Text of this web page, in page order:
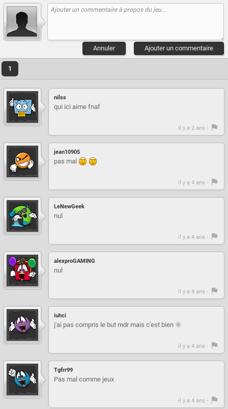
Ajouter un commentaire
Annuler
1
nilss
qui ici aime fnaf
il y a 2 ans -
jean10905
pas mal
il y a 4 ans -
LeNewGeek
nul
il y a 4 ans -
alexproGAMING
nul
il y a 4 ans -
iuhci
j'ai pas compris le but mdr mais c'est bien 🌞
il y a 4 ans -
Tgfrr99
Pas mal comme jeux
il y a 4 ans -